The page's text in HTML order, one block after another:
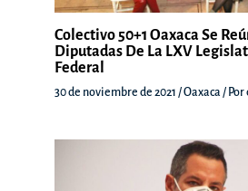
Colectivo 50+1 Oaxaca Se
Diputadas De La LXV
Federal
30 de noviembre de 2021 /Oaxaca / Por